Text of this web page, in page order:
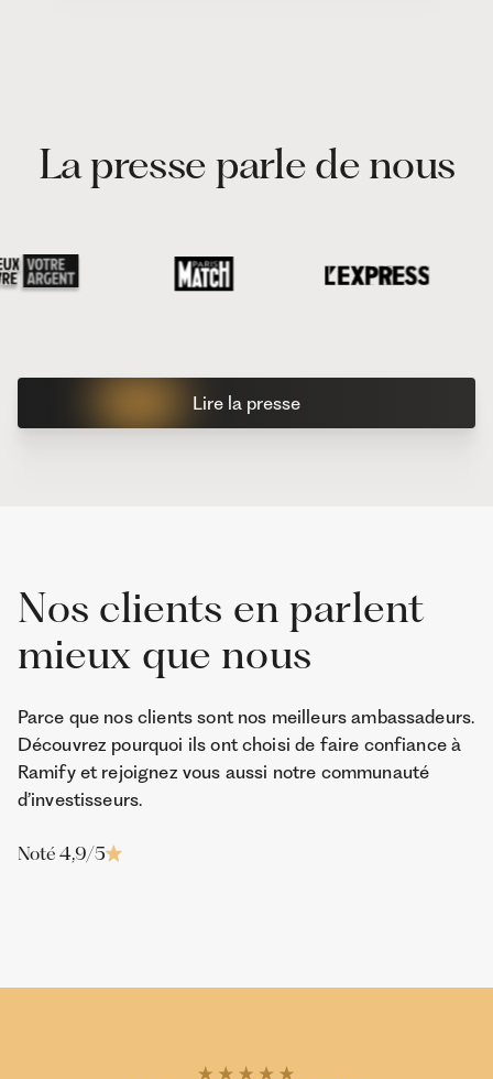
La presse parle de nous
Lire la presse
Nos clients en parlent
mieux que nous
Parce que nos clients sont nos meilleurs ambassadeurs.
Découvrez pourquoi ils ont choisi de faire confiance à
Ramify et rejoignez vous aussi notre communauté
d’investisseurs.
Noté 4,9/5
Franck Jean-